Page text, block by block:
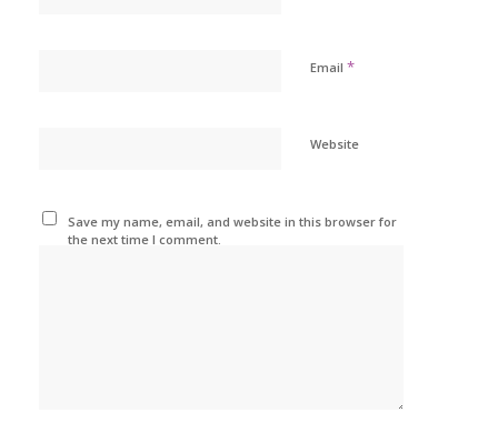
Email *
Website
Save my name, email, and website in this browser for
the next time I comment.